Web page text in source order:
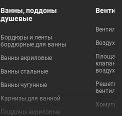
Ванны, поддоны
душевые
Бордюры и ленты
бордюрные для ванны
Ванны акриловые
Ванны стальные
Ванны чугунные
Карнизы для ванной
Поддоны акриловые
клапаны
Решетки
Хомуты